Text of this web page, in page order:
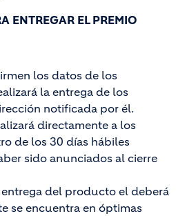
ENTREGAR EL PREMIO
los datos de los
la entrega de los
notificada por él.
directamente a los
de los 30 días hábiles
sido anunciados al cierre
del producto el deberá
se encuentra en óptimas